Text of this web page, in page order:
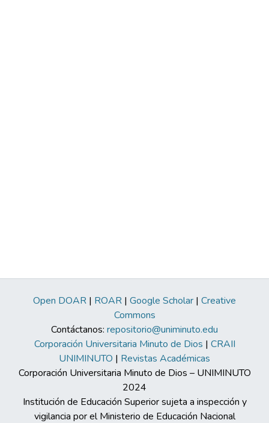
Open DOAR | ROAR | Google Scholar | Creative
Commons
Contáctanos: repositorio@uniminuto.edu
Corporación Universitaria Minuto de Dios | CRAII
UNIMINUTO | Revistas Académicas
Corporación Universitaria Minuto de Dios – UNIMINUTO
2024
Institución de Educación Superior sujeta a inspección y
vigilancia por el Ministerio de Educación Nacional